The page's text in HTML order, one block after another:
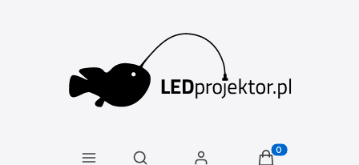
Otwórz wyszukiwarkę Produkty w